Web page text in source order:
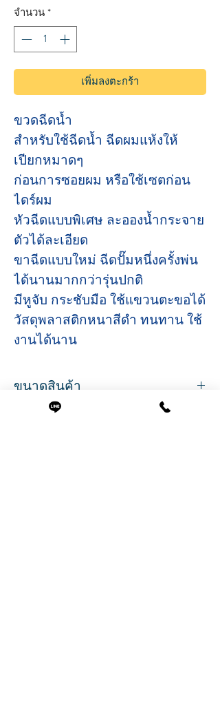
จำนวน *
เพิ่มลงตะกร้า
ขวดฉีดน้ำ
สำหรับใช้ฉีดน้ำ ฉีดผมแห้งให้
เปียกหมาดๆ
ก่อนการซอยผม หรือใช้เซตก่อน
ไดร์ผม
หัวฉีดแบบพิเศษ ละอองน้ำกระจาย
ตัวได้ละเอียด
ขาฉีดแบบใหม่ ฉีดปั๊มหนึ่งครั้งพ่น
ได้นานมากกว่ารุ่นปกติ
มีหูจับ กระชับมือ ใช้แขวนตะขอได้
วัสดุพลาสติกหนาสีดำ ทนทาน ใช้
งานได้นาน
ขนาดสินค้า
ปริมาตร 300 มิล.